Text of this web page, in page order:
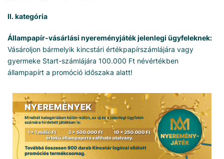
II. kategória
Állampapír-vásárlási nyereményjáték jelenlegi ügyfeleknek:
Vásároljon bármelyik kincstári értékpapírszámlájára vagy
gyermeke Start-számlájára 100.000 Ft névértékben
állampapírt a promóció időszaka alatt!